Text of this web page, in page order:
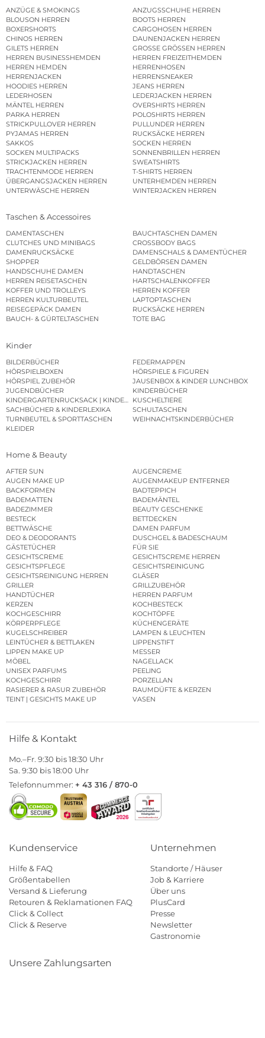
ANZÜGE & SMOKINGS
ANZUGSSCHUHE HERREN
BLOUSON HERREN
BOOTS HERREN
BOXERSHORTS
CARGOHOSEN HERREN
CHINOS HERREN
DAUNENJACKEN HERREN
GILETS HERREN
GROSSE GRÖSSEN HERREN
HERREN BUSINESSHEMDEN
HERREN FREIZEITHEMDEN
HERREN HEMDEN
HERRENHOSEN
HERRENJACKEN
HERRENSNEAKER
HOODIES HERREN
JEANS HERREN
LEDERHOSEN
LEDERJACKEN HERREN
MÄNTEL HERREN
OVERSHIRTS HERREN
PARKA HERREN
POLOSHIRTS HERREN
STRICKPULLOVER HERREN
PULLUNDER HERREN
PYJAMAS HERREN
RUCKSÄCKE HERREN
SAKKOS
SOCKEN HERREN
SOCKEN MULTIPACKS
SONNENBRILLEN HERREN
STRICKJACKEN HERREN
SWEATSHIRTS
TRACHTENMODE HERREN
T-SHIRTS HERREN
ÜBERGANGSJACKEN HERREN
UNTERHEMDEN HERREN
UNTERWÄSCHE HERREN
WINTERJACKEN HERREN
Taschen & Accessoires
DAMENTASCHEN
BAUCHTASCHEN DAMEN
CLUTCHES UND MINIBAGS
CROSSBODY BAGS
DAMENRUCKSÄCKE
DAMENSCHALS & DAMENTÜCHER
SHOPPER
GELDBÖRSEN DAMEN
HANDSCHUHE DAMEN
HANDTASCHEN
HERREN REISETASCHEN
HARTSCHALENKOFFER
KOFFER UND TROLLEYS
HERREN KOFFER
HERREN KULTURBEUTEL
LAPTOPTASCHEN
REISEGEPÄCK DAMEN
RUCKSÄCKE HERREN
BAUCH- & GÜRTELTASCHEN
TOTE BAG
Kinder
BILDERBÜCHER
FEDERMAPPEN
HÖRSPIELBOXEN
HÖRSPIELE & FIGUREN
HÖRSPIEL ZUBEHÖR
JAUSENBOX & KINDER LUNCHBOX
JUGENDBÜCHER
KINDERBÜCHER
KINDERGARTENRUCKSACK | KINDERGARTENBEUTEL
KUSCHELTIERE
SACHBÜCHER & KINDERLEXIKA
SCHULTASCHEN
TURNBEUTEL & SPORTTASCHEN
WEIHNACHTSKINDERBÜCHER
KLEIDER
Home & Beauty
AFTER SUN
AUGENCREME
AUGEN MAKE UP
AUGENMAKEUP ENTFERNER
BACKFORMEN
BADTEPPICH
BADEMATTEN
BADEMÄNTEL
BADEZIMMER
BEAUTY GESCHENKE
BESTECK
BETTDECKEN
BETTWÄSCHE
DAMEN PARFUM
DEO & DEODORANTS
DUSCHGEL & BADESCHAUM
GÄSTETÜCHER
FÜR SIE
GESICHTSCREME
GESICHTSCREME HERREN
GESICHTSPFLEGE
GESICHTSREINIGUNG
GESICHTSREINIGUNG HERREN
GLÄSER
GRILLER
GRILLZUBEHÖR
HANDTÜCHER
HERREN PARFUM
KERZEN
KOCHBESTECK
KOCHGESCHIRR
KOCHTÖPFE
KÖRPERPFLEGE
KÜCHENGERÄTE
KUGELSCHREIBER
LAMPEN & LEUCHTEN
LEINTÜCHER & BETTLAKEN
LIPPENSTIFT
LIPPEN MAKE UP
MESSER
MÖBEL
NAGELLACK
UNISEX PARFUMS
PEELING
KOCHGESCHIRR
PORZELLAN
RASIERER & RASUR ZUBEHÖR
RAUMDÜFTE & KERZEN
TEINT | GESICHTS MAKE UP
VASEN
Hilfe & Kontakt
Mo.–Fr. 9:30 bis 18:30 Uhr
Sa. 9:30 bis 18:00 Uhr
Telefonnummer: + 43 316 / 870-0
Kundenservice
Hilfe & FAQ
Größentabellen
Versand & Lieferung
Retouren & Reklamationen FAQ
Click & Collect
Click & Reserve
Unternehmen
Standorte / Häuser
Job & Karriere
Über uns
PlusCard
Presse
Newsletter
Gastronomie
Unsere Zahlungsarten